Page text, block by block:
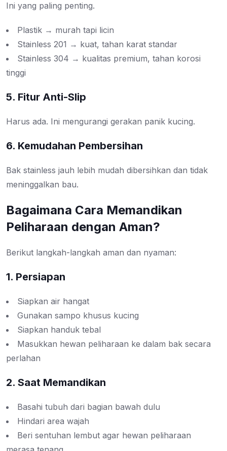
Ini yang paling penting.
Plastik → murah tapi licin
Stainless 201 → kuat, tahan karat standar
Stainless 304 → kualitas premium, tahan korosi
tinggi
5. Fitur Anti-Slip
Harus ada. Ini mengurangi gerakan panik kucing.
6. Kemudahan Pembersihan
Bak stainless jauh lebih mudah dibersihkan dan tidak
meninggalkan bau.
Bagaimana Cara Memandikan
Peliharaan dengan Aman?
Berikut langkah-langkah aman dan nyaman:
1. Persiapan
Siapkan air hangat
Gunakan sampo khusus kucing
Siapkan handuk tebal
Masukkan hewan peliharaan ke dalam bak secara
perlahan
2. Saat Memandikan
Basahi tubuh dari bagian bawah dulu
Hindari area wajah
Beri sentuhan lembut agar hewan peliharaan